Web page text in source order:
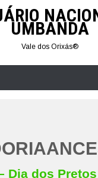
UMBANDA
Vale dos Orixás®
Dia dos